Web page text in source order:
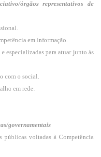
órgãos representativos de
em Informação.
especializadas para atuar junto às
com o social.
em rede.
governamentais
públicas voltadas à Competência